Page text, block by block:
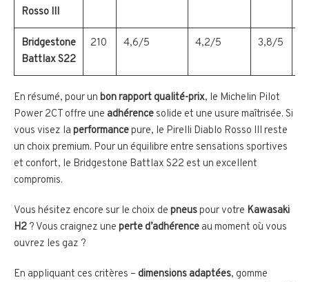
Rosso III
Bridgestone
Battlax S22
210 4,6/5 4,2/5 3,8/5
En résumé, pour un bon rapport qualité-prix, le Michelin Pilot
Power 2CT offre une adhérence solide et une usure maîtrisée. Si
vous visez la performancepure, le Pirelli Diablo Rosso III reste
un choix premium. Pour un équilibre entre sensations sportives
et confort, le Bridgestone Battlax S22 est un excellent
compromis.
Vous hésitez encore sur le choix de pneuspour votre Kawasaki
H2 ? Vous craignez une perte d’adhérence au moment où vous
ouvrez les gaz ?
En appliquant ces critères – dimensions adaptées, gomme